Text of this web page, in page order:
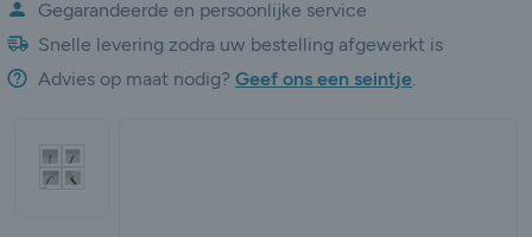
Gegarandeerde en persoonlijke service
Snelle levering zodra uw bestelling afgewerkt is
Advies op maat nodig? Geef ons een seintje.